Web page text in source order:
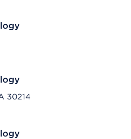
devices
30214
devices